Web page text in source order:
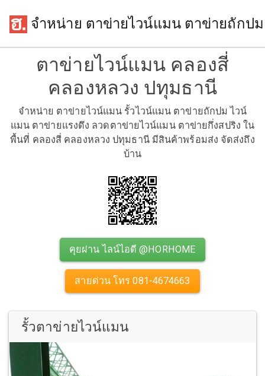
จำหน่าย ตาข่ายไวน์แมน ตาข่ายถักปม
ตาข่ายไวน์แมน คลองสี่
คลองหลวง ปทุมธานี
จำหน่าย ตาข่ายไวน์แมน รั้วไวน์แมน ตาข่ายถักปม ไวน์
แมน ตาข่ายแรงดึง ลวดตาข่ายไวน์แมน ตาข่ายกึ่งสปริง ใน
พื้นที่ คลองสี่ คลองหลวง ปทุมธานี มีสินค้าพร้อมส่ง จัดส่งถึง
บ้าน
คุยผ่าน ไลน์ไอดี @HORHOME
สายด่วน โทร 081-4674663
รั้วตาข่ายไวน์แมน